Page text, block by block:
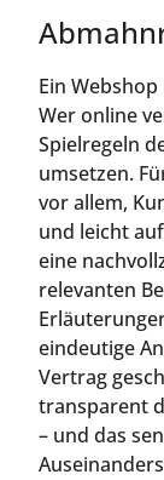
Ein
Wer online
Spielregeln
umsetzen.
vor allem,
und leicht
eine
relevanten
eindeutige
Vertrag
transparent
– und das